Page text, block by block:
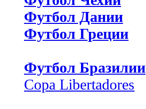
Футбол Дании
Футбол Греции
Футбол Бразилии
Copa Libertadores